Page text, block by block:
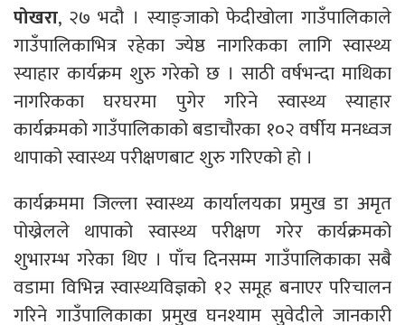
पोखरा, २७ भदौ । स्याङ्जाको फेदीखोला गाउँपालिकाले
गाउँपालिकाभित्र रहेका ज्येष्ठ नागरिकका लागि स्वास्थ्य
स्याहार कार्यक्रम शुरु गरेको छ । साठी वर्षभन्दा माथिका
नागरिकका घरघरमा पुगेर गरिने स्वास्थ्य स्याहार
कार्यक्रमको गाउँपालिकाको बडाचौरका १०२ वर्षीय मनध्वज
थापाको स्वास्थ्य परीक्षणबाट शुरु गरिएको हो ।
कार्यक्रममा जिल्ला स्वास्थ्य कार्यालयका प्रमुख डा अमृत
पोख्रेलले थापाको स्वास्थ्य परीक्षण गरेर कार्यक्रमको
शुभारम्भ गरेका थिए । पाँच दिनसम्म गाउँपालिकाका सबै
वडामा विभिन्न स्वास्थ्यविज्ञको १२ समूह बनाएर परिचालन
गरिने गाउँपालिकाका प्रमुख घनश्याम सुवेदीले जानकारी